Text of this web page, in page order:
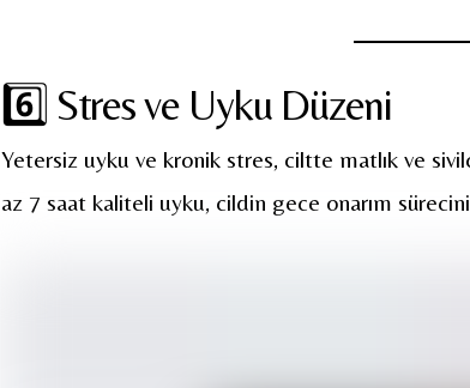
6️⃣ Stres ve Uyku Düzeni
Yetersiz uyku ve kronik stres, ciltte matlık ve
az 7 saat kaliteli uyku, cildin gece onarım